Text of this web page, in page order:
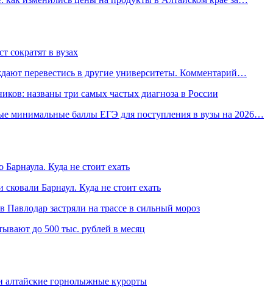
сократят в вузах
перевестись в другие университеты. Комментарий…
названы три самых частых диагноза в России
минимальные баллы ЕГЭ для поступления в вузы на 2026…
Куда не стоит ехать
Барнаул. Куда не стоит ехать
Павлодар застряли на трассе в сильный мороз
до 500 тыс. рублей в месяц
алтайские горнолыжные курорты